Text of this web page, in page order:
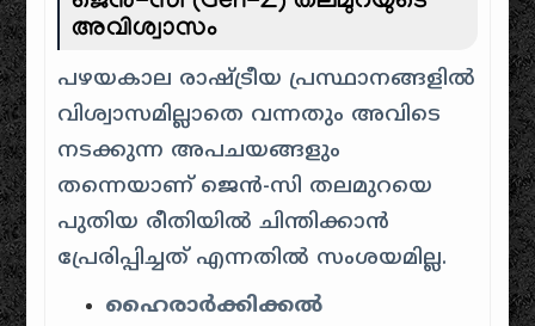
അവിശ്വാസം
പഴയകാല രാഷ്ട്രീയ പ്രസ്ഥാനങ്ങളിൽ
വിശ്വാസമില്ലാതെ വന്നതും അവിടെ
നടക്കുന്ന അപചയങ്ങളും
തന്നെയാണ് ജെൻ-സി തലമുറയെ
പുതിയ രീതിയിൽ ചിന്തിക്കാൻ
പ്രേരിപ്പിച്ചത് എന്നതിൽ സംശയമില്ല.
ഹൈരാർക്കിക്കൽ